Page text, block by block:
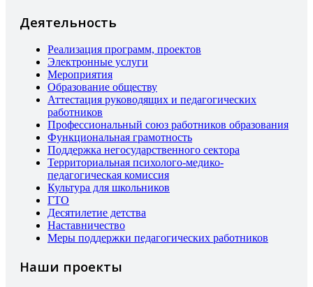
Деятельность
Реализация программ, проектов
Электронные услуги
Мероприятия
Образование обществу
Аттестация руководящих и педагогических
работников
Профессиональный союз работников образования
Функциональная грамотность
Поддержка негосударственного сектора
Территориальная психолого-медико-
педагогическая комиссия
Культура для школьников
ГТО
Десятилетие детства
Наставничество
Меры поддержки педагогических работников
Наши проекты